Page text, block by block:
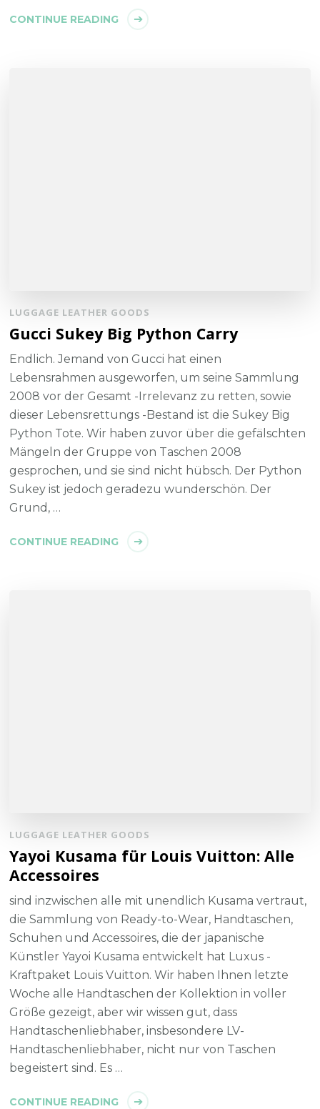
CONTINUE READING
LUGGAGE LEATHER GOODS
Gucci Sukey Big Python Carry
Endlich. Jemand von Gucci hat einen
Lebensrahmen ausgeworfen, um seine Sammlung
2008 vor der Gesamt -Irrelevanz zu retten, sowie
dieser Lebensrettungs -Bestand ist die Sukey Big
Python Tote. Wir haben zuvor über die gefälschten
Mängeln der Gruppe von Taschen 2008
gesprochen, und sie sind nicht hübsch. Der Python
Sukey ist jedoch geradezu wunderschön. Der
Grund, …
CONTINUE READING
LUGGAGE LEATHER GOODS
Yayoi Kusama für Louis Vuitton: Alle
Accessoires
sind inzwischen alle mit unendlich Kusama vertraut,
die Sammlung von Ready-to-Wear, Handtaschen,
Schuhen und Accessoires, die der japanische
Künstler Yayoi Kusama entwickelt hat Luxus -
Kraftpaket Louis Vuitton. Wir haben Ihnen letzte
Woche alle Handtaschen der Kollektion in voller
Größe gezeigt, aber wir wissen gut, dass
Handtaschenliebhaber, insbesondere LV-
Handtaschenliebhaber, nicht nur von Taschen
begeistert sind. Es …
CONTINUE READING